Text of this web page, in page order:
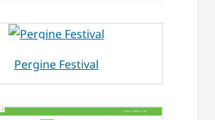
Pergine Festival